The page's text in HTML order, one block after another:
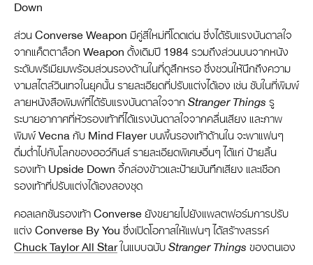
Down
ส่วน Converse Weapon มีคู่สีใหม่ที่โดดเด่น ซึ่งได้รับแรงบันดาลใจ
จากแค็ตตาล็อก Weapon ดั้งเดิมปี 1984 รวมถึงส่วนบนจากหนัง
ระดับพรีเมียมพร้อมส่วนรองด้านในที่ดูสึกหรอ ซึ่งชวนให้นึกถึงความ
งามสไตล์วินเทจในยุคนั้น รายละเอียดที่ปรับแต่งได้เอง เช่น ซับในที่พิมพ์
ลายหนังสือพิมพ์ที่ได้รับแรงบันดาลใจจาก Stranger Things รู
ระบายอากาศที่หัวรองเท้าที่ได้แรงบันดาลใจจากคลื่นเสียง และภาพ
พิมพ์ Vecna กับ Mind Flayer บนพื้นรองเท้าด้านใน จะพาแฟนๆ
ดื่มด่ำไปกับโลกของฮอว์กินส์ รายละเอียดพิเศษอื่นๆ ได้แก่ ป้ายลิ้น
รองเท้า Upside Down จี้กล่องข้าวและป้ายบันทึกเสียง และเชือก
รองเท้าที่ปรับแต่งได้เองสองชุด
คอลเลกชันรองเท้า Converse ยังขยายไปยังแพลตฟอร์มการปรับ
แต่ง Converse By You ซึ่งเปิดโอกาสให้แฟนๆ ได้สร้างสรรค์
Chuck Taylor All Starในแบบฉบับ Stranger Things ของตนเอง